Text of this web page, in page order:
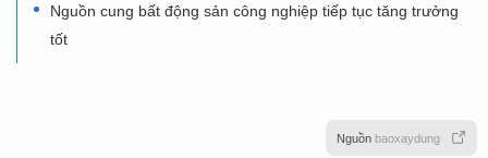
Nguồn cung bất động sản công nghiệp tiếp tục tăng trưởng
tốt
Nguồn baoxaydung